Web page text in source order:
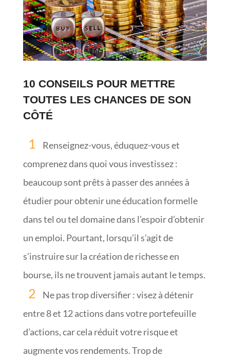
10 CONSEILS POUR METTRE
TOUTES LES CHANCES DE SON
CÔTÉ
Renseignez-vous, éduquez-vous et
comprenez dans quoi vous investissez :
beaucoup sont prêts à passer des années à
étudier pour obtenir une éducation formelle
dans tel ou tel domaine dans l’espoir d’obtenir
un emploi. Pourtant, lorsqu’il s’agit de
s’instruire sur la création de richesse en
bourse, ils ne trouvent jamais autant le temps.
Ne pas trop diversifier : visez à détenir
entre 8 et 12 actions dans votre portefeuille
d’actions, car cela réduit votre risque et
augmente vos rendements. Trop de